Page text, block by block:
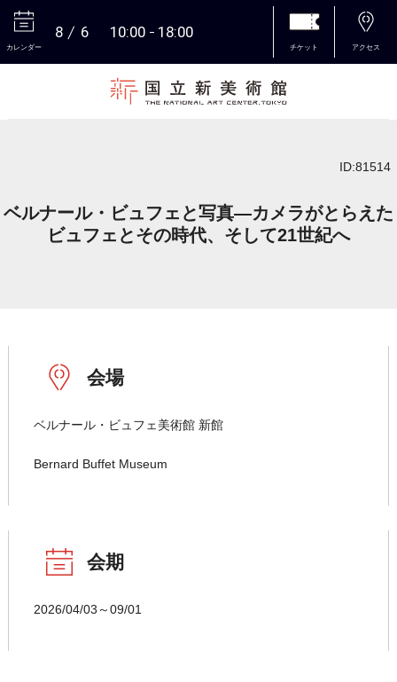
カレンダー
8 6 10:00 18:00
チケット アクセス
ID:81514
ベルナール・ビュフェと写真―カメラがとらえた
ビュフェとその時代、そして21世紀へ
会場
ベルナール・ビュフェ美術館 新館
Bernard Buffet Museum
会期
2026/04/03～09/01